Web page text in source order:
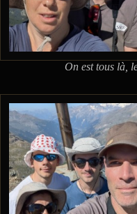
On est tous là,